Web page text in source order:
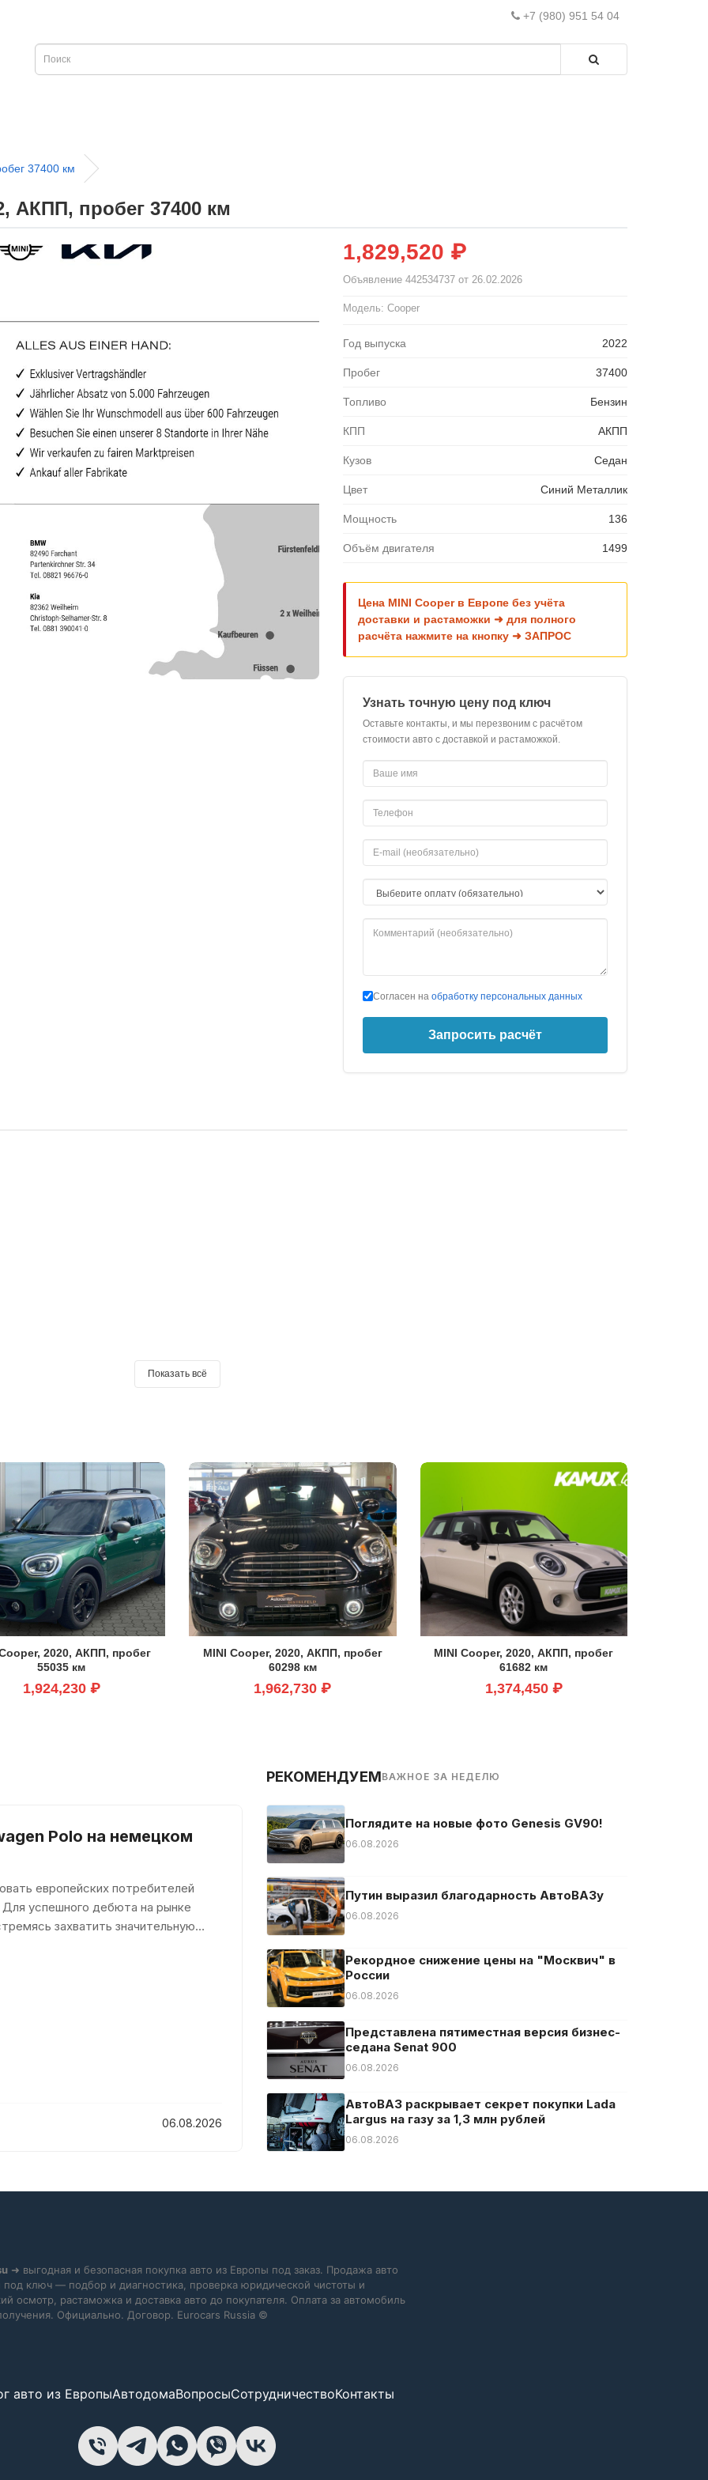
+7 (980) 951 54 04
37400 км
АКПП, пробег 37400 км
1,829,520 ₽
Объявление 442534737 от 26.02.2026
Модель: Cooper
Год выпуска 2022
Пробег 37400
Топливо Бензин
КПП АКПП
Кузов Седан
Цвет Синий Металлик
Мощность 136
Объём двигателя 1499
Цена MINI Cooper в Европе без учёта
доставки и растаможки ➜ для полного
расчёта нажмите на кнопку ➜ ЗАПРОС
Узнать точную цену под ключ
Оставьте контакты, и мы перезвоним с расчётом
стоимости авто с доставкой и растаможкой.
Согласен на обработку персональных данных
Запросить расчёт
Показать всё
2020, АКПП, пробег
55035 км
1,924,230 ₽
MINI Cooper, 2020, АКПП, пробег
60298 км
1,962,730 ₽
MINI Cooper, 2020, АКПП, пробег
61682 км
1,374,450 ₽
Polo на немецком
европейских потребителей
успешного дебюта на рынке
захватить значительную
06.08.2026
РЕКОМЕНДУЕМВАЖНОЕ ЗА НЕДЕЛЮ
Поглядите на новые фото Genesis GV90!
06.08.2026
Путин выразил благодарность АвтоВАЗу
06.08.2026
Рекордное снижение цены на "Москвич" в
России
06.08.2026
Представлена пятиместная версия бизнес-
седана Senat 900
06.08.2026
АвтоВАЗ раскрывает секрет покупки Lada
Largus на газу за 1,3 млн рублей
06.08.2026
➜ выгодная и безопасная покупка авто из Европы под заказ. Продажа авто
под ключ — подбор и диагностика, проверка юридической чистоты и
осмотр, растаможка и доставка авто до покупателя. Оплата за автомобиль
Официально. Договор. Eurocars Russia ©
авто из ЕвропыАвтодомаВопросыСотрудничествоКонтакты